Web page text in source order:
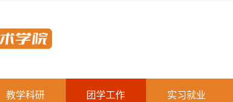
教学科研 团学工作 实习就业